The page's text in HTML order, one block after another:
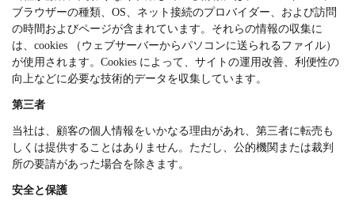
ブラウザーの種類、OS、ネット接続のプロバイダー、および訪問
の時間およびページが含まれています。それらの情報の収集に
は、cookies （ウェブサーバーからパソコンに送られるファイル）
が使用されます。Cookies によって、サイトの運用改善、利便性の
向上などに必要な技術的データを収集しています。
第三者
当社は、顧客の個人情報をいかなる理由があれ、第三者に転売も
しくは提供することはありません。ただし、公的機関または裁判
所の要請があった場合を除きます。
安全と保護